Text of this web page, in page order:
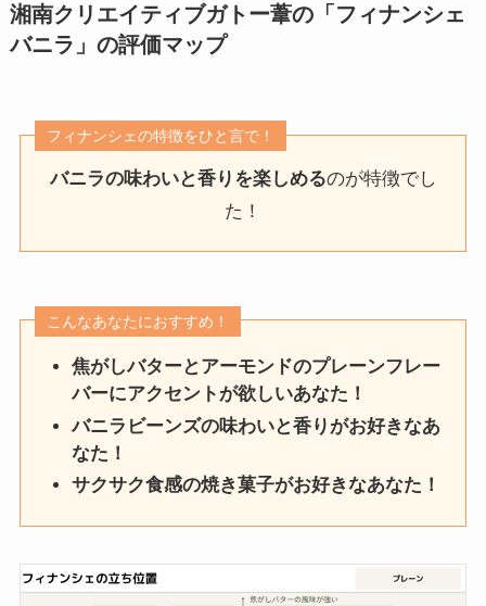
湘南クリエイティブガトー葦の「フィナンシェ
バニラ」 の評価マップ
フィナンシェの特徴をひと言で！
バニラの味わいと香りを楽しめるのが特徴でし
た！
こんなあなたにおすすめ！
焦がしバターとアーモンドのプレーンフレー
バーにアクセントが欲しいあなた！
バニラビーンズの味わいと香りがお好きなあ
なた！
サクサク食感の焼き菓子がお好きなあなた！